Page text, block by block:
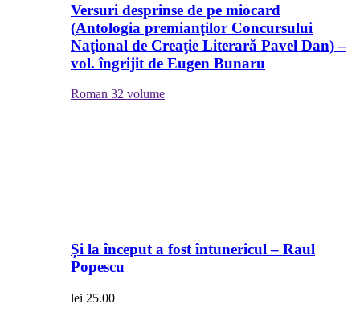
Versuri desprinse de pe miocard
(Antologia premianţilor Concursului
Naţional de Creaţie Literară Pavel Dan) –
vol. îngrijit de Eugen Bunaru
Roman 32 volume
Și la început a fost întunericul – Raul
Popescu
lei 25.00